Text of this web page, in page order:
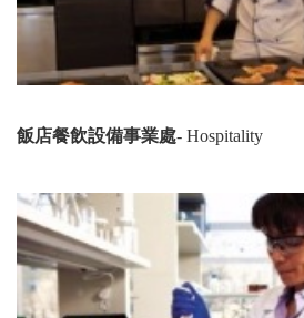
飯店餐飲設備事業處- Hospitality